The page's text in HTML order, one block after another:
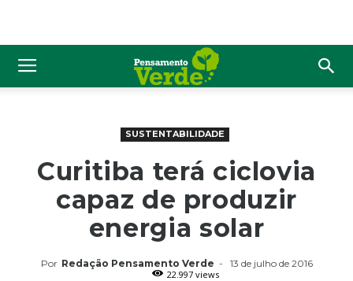
SUSTENTABILIDADE
Curitiba terá ciclovia
capaz de produzir
energia solar
Por Redação Pensamento Verde -
13 de julho de 2016
22.997 views